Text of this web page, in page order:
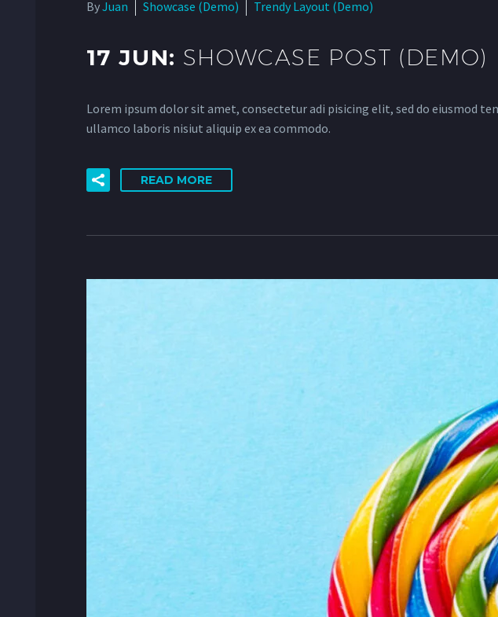
ByJuan Showcase (Demo) Trendy Layout (Demo)
17 JUN: SHOWCASE POST (DEMO)
Lorem ipsum dolor sit amet, consectetur adi pisicing elit, sed do eiusmod
ullamco laboris nisiut aliquip ex ea commodo.
READ MORE